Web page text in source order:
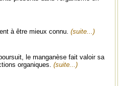
à être mieux connu. (suite...)
le manganèse fait valoir sa
organiques. (suite...)